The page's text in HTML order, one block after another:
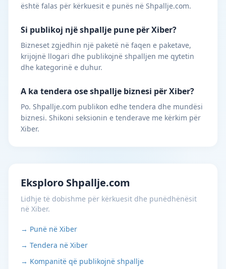
është falas për kërkuesit e punës në Shpallje.com.
Si publikoj një shpallje pune për Xiber?
Bizneset zgjedhin një paketë në faqen e paketave,
krijojnë llogari dhe publikojnë shpalljen me qytetin
dhe kategorinë e duhur.
A ka tendera ose shpallje biznesi për Xiber?
Po. Shpallje.com publikon edhe tendera dhe mundësi
biznesi. Shikoni seksionin e tenderave me kërkim për
Xiber.
Eksploro Shpallje.com
Lidhje të dobishme për kërkuesit dhe punëdhënësit
në Xiber.
→ Punë në Xiber
→ Tendera në Xiber
→ Kompanitë që publikojnë shpallje